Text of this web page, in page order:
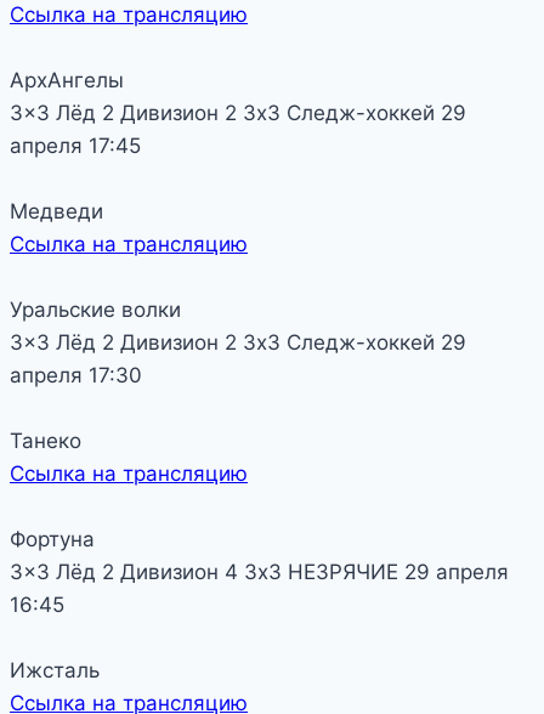
Ссылка на трансляцию
АрхАнгелы
3x3 Лёд 2 Дивизион 2 3х3 Следж-хоккей 29
апреля 17:45
Медведи
Ссылка на трансляцию
Уральские волки
3x3 Лёд 2 Дивизион 2 3х3 Следж-хоккей 29
апреля 17:30
Танеко
Ссылка на трансляцию
Фортуна
3x3 Лёд 2 Дивизион 4 3х3 НЕЗРЯЧИЕ 29 апреля
16:45
Ижсталь
Ссылка на трансляцию